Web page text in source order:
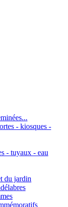
- kiosques -
- tuyaux - eau
du jardin